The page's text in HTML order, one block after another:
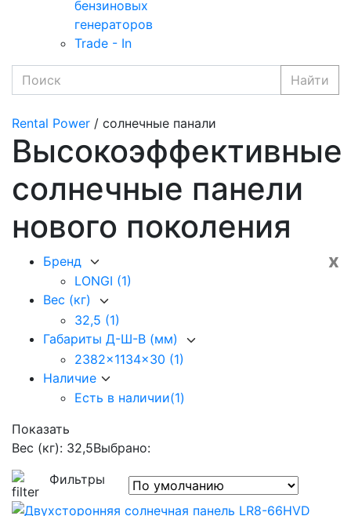
бензиновых
генераторов
Trade - In
Найти
Rental Power / солнечные панали
Высокоэффективные
солнечные панели
нового поколения
x
Бренд
LONGI (1)
Вес (кг)
32,5 (1)
Габариты Д-Ш-В (мм)
2382x1134x30 (1)
Наличие
Есть в наличии(1)
Показать
Вес (кг): 32,5Выбрано:
Фильтры